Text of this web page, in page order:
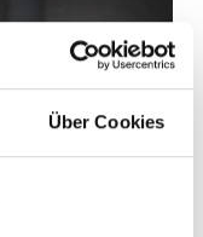
Über Cookies